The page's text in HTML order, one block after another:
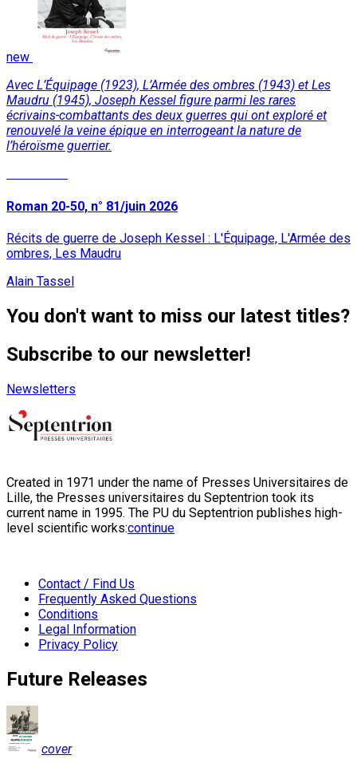
new
Avec L’Équipage (1923), L’Armée des ombres (1943) et Les
Maudru (1945), Joseph Kessel figure parmi les rares
écrivains-combattants des deux guerres qui ont exploré et
renouvelé la veine épique en interrogeant la nature de
l’héroïsme guerrier.
Roman 20-50, n° 81/juin 2026
Récits de guerre de Joseph Kessel : L'Équipage, L'Armée des
ombres, Les Maudru
Alain Tassel
You don't want to miss our latest titles?
Subscribe to our newsletter!
Newsletters
Created in 1971 under the name of Presses Universitaires de
Lille, the Presses universitaires du Septentrion took its
current name in 1995. The PU du Septentrion publishes high-
level scientific works:continue
Contact / Find Us
Frequently Asked Questions
Conditions
Legal Information
Privacy Policy
Future Releases
cover